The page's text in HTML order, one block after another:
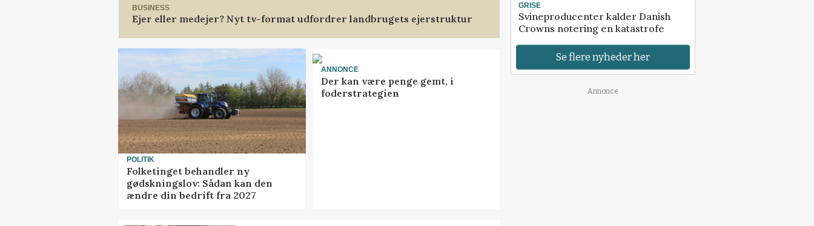
BUSINESS
Ejer eller medejer? Nyt tv-format udfordrer landbrugets ejerstruktur
POLITIK
Folketinget behandler ny
gødskningslov: Sådan kan den
ændre din bedrift fra 2027
ANNONCE
Der kan være penge gemt, i
foderstrategien
GRISE
Svineproducenter kalder Danish
Crowns notering en katastrofe
Se flere nyheder her
Annonce